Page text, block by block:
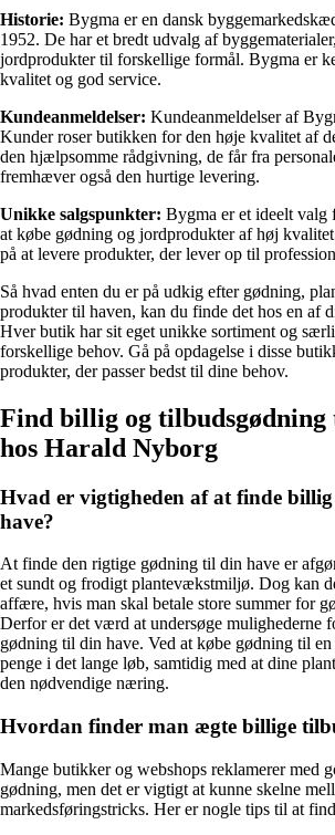
Historie: Bygma er en dansk
1952. De har et bredt udvalg af
jordprodukter til forskellige formål. Bygma er
kvalitet og god service.
Kundeanmeldelser: Kundeanmeldelser af
Kunder roser butikken for den høje kvalitet af
den hjælpsomme rådgivning, de får fra
fremhæver også den hurtige levering.
Unikke salgspunkter: Bygma er et ideelt valg
at købe gødning og jordprodukter af høj
på at levere produkter, der lever op til
Så hvad enten du er på udkig efter gødning,
produkter til haven, kan du finde det hos en af
Hver butik har sit eget unikke sortiment og
forskellige behov. Gå på opdagelse i disse
produkter, der passer bedst til dine behov.
Find billig og tilbudsgødning
hos Harald Nyborg
Hvad er vigtigheden af at finde
have?
At finde den rigtige gødning til din have er
et sundt og frodigt plantevækstmiljø. Dog kan
affære, hvis man skal betale store summer for
Derfor er det værd at undersøge mulighederne
gødning til din have. Ved at købe gødning til
penge i det lange løb, samtidig med at dine
den nødvendige næring.
Hvordan finder man ægte billige
Mange butikker og webshops reklamerer med
gødning, men det er vigtigt at kunne skelne
markedsføringstricks. Her er nogle tips til at